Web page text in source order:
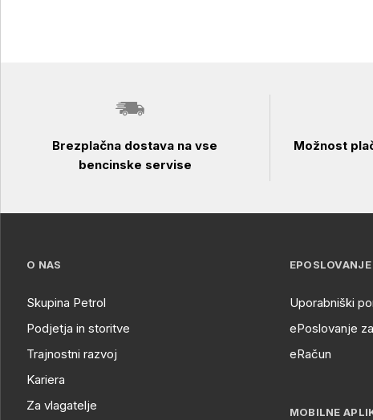
Brezplačna dostava na vse
bencinske servise
Možnost
O NAS
Skupina Petrol
Podjetja in storitve
Trajnostni razvoj
Kariera
Za vlagatelje
EPOSLOVANJE
Uporabniški
ePoslovanje
eRačun
MOBILNE